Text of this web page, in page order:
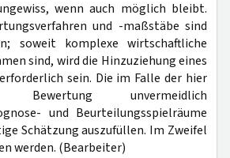
wenn auch möglich bleibt.
und -maßstäbe sind
soweit komplexe wirtschaftliche
sind, wird die Hinzuziehung eines
sein. Die im Falle der hier
Bewertung unvermeidlich
und Beurteilungsspielräume
Schätzung auszufüllen. Im Zweifel
werden. (Bearbeiter)